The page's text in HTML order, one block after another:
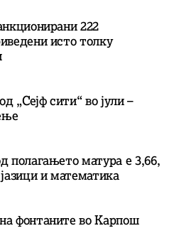
222
исто толку
„Сејф сити“ во јули –
полагањето матура е 3,66,
и математика
фонтаните во Карпош